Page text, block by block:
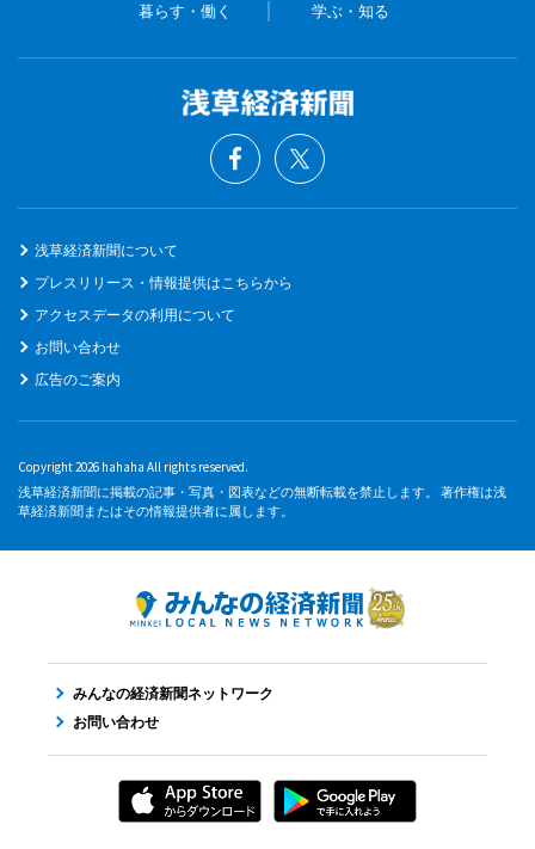
暮らす・働く 学ぶ・知る
浅草経済新聞について
プレスリリース・情報提供はこちらから
アクセスデータの利用について
お問い合わせ
広告のご案内
Copyright 2026 hahaha All rights reserved.
浅草経済新聞に掲載の記事・写真・図表などの無断転載を禁止します。 著作権は浅
草経済新聞またはその情報提供者に属します。
みんなの経済新聞ネットワーク
お問い合わせ